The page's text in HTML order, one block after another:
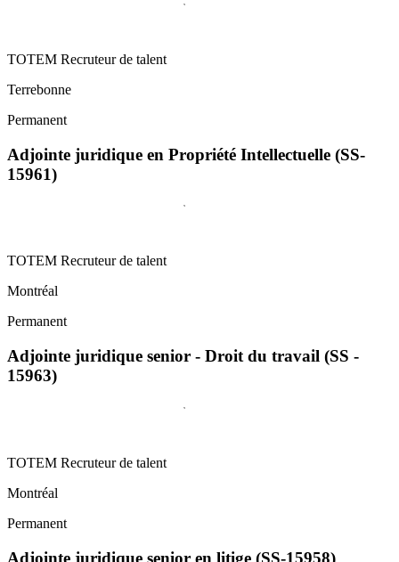
TOTEM Recruteur de talent
Terrebonne
Permanent
Adjointe juridique en Propriété Intellectuelle (SS-
15961)
TOTEM Recruteur de talent
Montréal
Permanent
Adjointe juridique senior - Droit du travail (SS -
15963)
TOTEM Recruteur de talent
Montréal
Permanent
Adjointe juridique senior en litige (SS-15958)